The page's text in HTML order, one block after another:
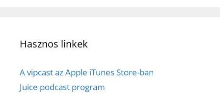
Hasznos linkek
A vipcast az Apple iTunes Store-ban
Juice podcast program